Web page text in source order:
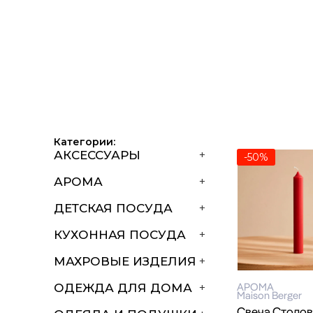
Категории:
+
АКСЕССУАРЫ
+
АРОМА
+
ДЕТСКАЯ ПОСУДА
+
КУХОННАЯ ПОСУДА
+
МАХРОВЫЕ ИЗДЕЛИЯ
+
ОДЕЖДА ДЛЯ ДОМА
-50%
АРОМА
Maison Berger